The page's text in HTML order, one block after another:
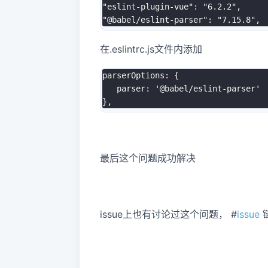
"eslint-plugin-vue": "6.2.2",
"@babel/eslint-parser": "7.15.8",
在.eslintrc.js文件内添加
parserOptions: {
   parser: '@babel/eslint-parser'
},
最后这个问题成功解决
issue上也有讨论过这个问题， #issue